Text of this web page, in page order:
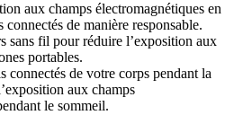
aux champs électromagnétiques en
connectés de manière responsable.
sans fil pour réduire l’exposition aux
portables.
connectés de votre corps pendant la
aux champs
le sommeil.